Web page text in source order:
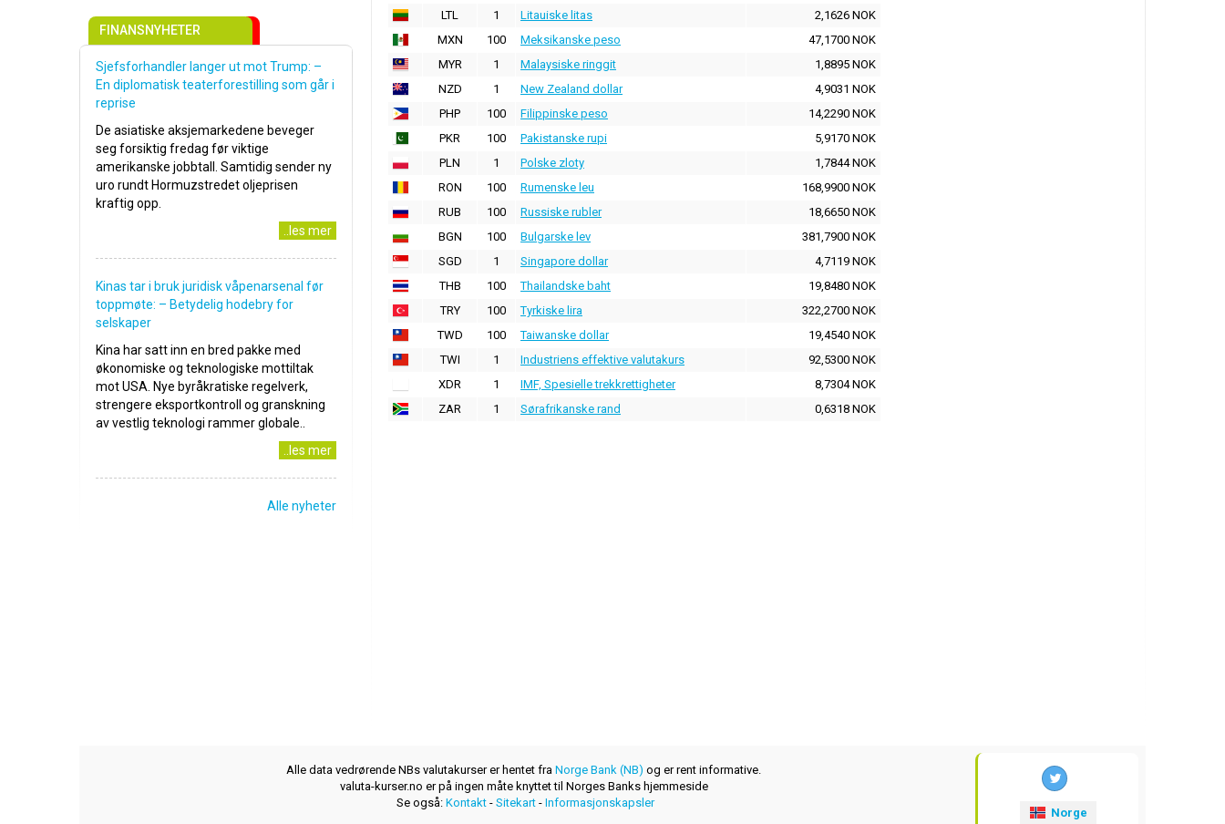
LTL
1 Litauiske litas
2,1626 NOK
MXN
100 Meksikanske peso
47,1700 NOK
MYR
1 Malaysiske ringgit
1,8895 NOK
NZD
1 New Zealand dollar
4,9031 NOK
PHP
100 Filippinske peso
14,2290 NOK
PKR
100 Pakistanske rupi
5,9170 NOK
PLN
1 Polske zloty
1,7844 NOK
RON
100 Rumenske leu
168,9900 NOK
RUB
100 Russiske rubler
18,6650 NOK
BGN
100 Bulgarske lev
381,7900 NOK
SGD
1 Singapore dollar
4,7119 NOK
THB
100 Thailandske baht
19,8480 NOK
TRY
100 Tyrkiske lira
322,2700 NOK
TWD
100 Taiwanske dollar
19,4540 NOK
TWI
1 Industriens effektive valutakurs
92,5300 NOK
XDR
1 IMF, Spesielle trekkrettigheter
8,7304 NOK
ZAR
1 Sørafrikanske rand 0,6318 NOK
FINANSNYHETER
Sjefsforhandler langer ut mot Trump: –
En diplomatisk teaterforestilling som går i
reprise
De asiatiske aksjemarkedene beveger
seg forsiktig fredag før viktige
amerikanske jobbtall. Samtidig sender ny
uro rundt Hormuzstredet oljeprisen
kraftig opp.
..les mer
Kinas tar i bruk juridisk våpenarsenal før
toppmøte: – Betydelig hodebry for
selskaper
Kina har satt inn en bred pakke med
økonomiske og teknologiske mottiltak
mot USA. Nye byråkratiske regelverk,
strengere eksportkontroll og granskning
av vestlig teknologi rammer globale..
..les mer
Alle nyheter
Alle data vedrørende NBs valutakurser er hentet fra Norge Bank (NB) og er rent informative.
valuta-kurser.no er på ingen måte knyttet til Norges Banks hjemmeside
Se også: Kontakt- Sitekart- Informasjonskapsler
Norge